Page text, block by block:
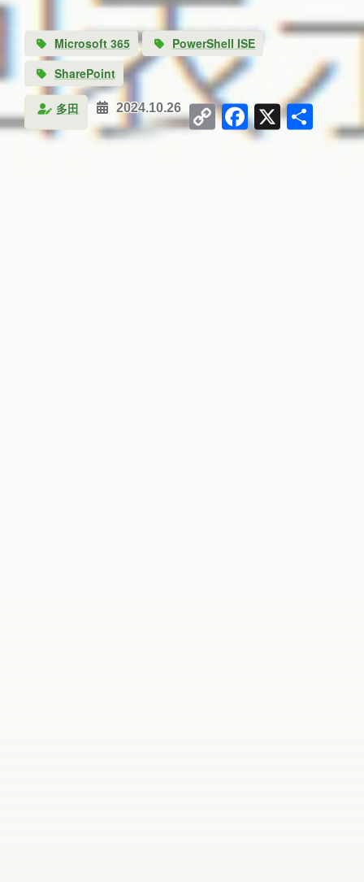
Microsoft 365
PowerShell ISE
SharePoint
多田 2024.10.26 Copy
Link
Facebook
X 共
有